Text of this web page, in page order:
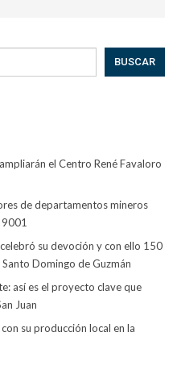
BUSCAR
el Centro René Favaloro
de departamentos mineros
su devoción y con ello 150
Domingo de Guzmán
así es el proyecto clave que
Juan
su producción local en la